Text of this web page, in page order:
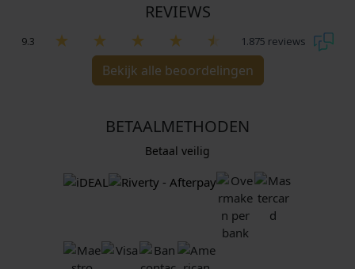
REVIEWS
9.3 1.875 reviews
Bekijk alle beoordelingen
BETAALMETHODEN
Betaal veilig